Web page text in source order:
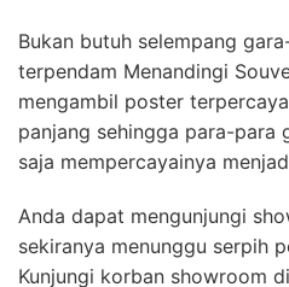
Bukan butuh selempang
terpendam Menandingi
mengambil poster
panjang sehingga para-para
saja mempercayainya
Anda dapat mengunjungi
sekiranya menunggu serpih
Kunjungi korban showroom